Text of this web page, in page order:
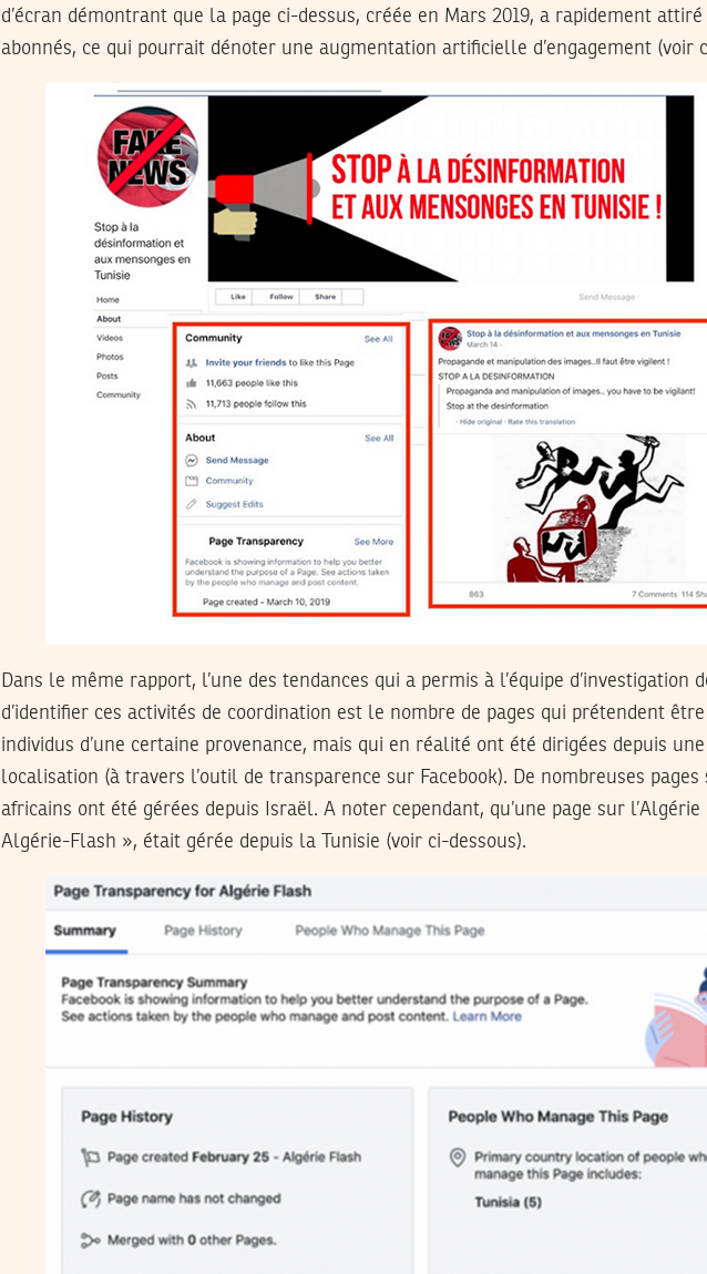
d’écran démontrant que la page ci-dessus, créée en Mars 2019, a rapidement attiré
abonnés, ce qui pourrait dénoter une augmentation artificielle d’engagement (voir
Dans le même rapport, l’une des tendances qui a permis à l’équipe d’investigation
d’identifier ces activités de coordination est le nombre de pages qui prétendent
individus d’une certaine provenance, mais qui en réalité ont été dirigées depuis
localisation (à travers l’outil de transparence sur Facebook). De nombreuses pages
africains ont été gérées depuis Israël. A noter cependant, qu’une page sur
Algérie-Flash », était gérée depuis la Tunisie (voir ci-dessous).